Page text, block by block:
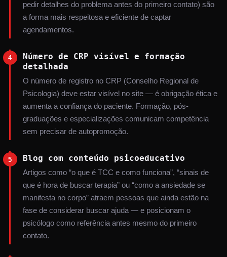
pedir detalhes do problema antes do primeiro contato) são
a forma mais respeitosa e eficiente de captar
agendamentos.
4
Número de CRP visível e formação
detalhada
O número de registro no CRP (Conselho Regional de
Psicologia) deve estar visível no site — é obrigação ética e
aumenta a confiança do paciente. Formação, pós-
graduações e especializações comunicam competência
sem precisar de autopromoção.
5 Blog com conteúdo psicoeducativo
Artigos como “o que é TCC e como funciona”, “sinais de
que é hora de buscar terapia” ou “como a ansiedade se
manifesta no corpo” atraem pessoas que ainda estão na
fase de considerar buscar ajuda — e posicionam o
psicólogo como referência antes mesmo do primeiro
contato.